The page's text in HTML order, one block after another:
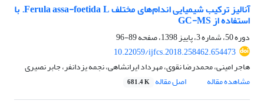
آنالیز ترکیب شیمیایی اندام‌های مختلف Ferula assa-foetida L. با
استفاده از GC-MS
دوره 50، شماره 3، پاییز 1398، صفحه
89-96
10.22059/ijfcs.2018.258462.654473
هاجر امینی، محمدرضا نقوی، مهرداد ایرانشاهی، نجمه یزدانفر، جابر نصیری
مشاهده مقاله
اصل مقاله 681.4 K